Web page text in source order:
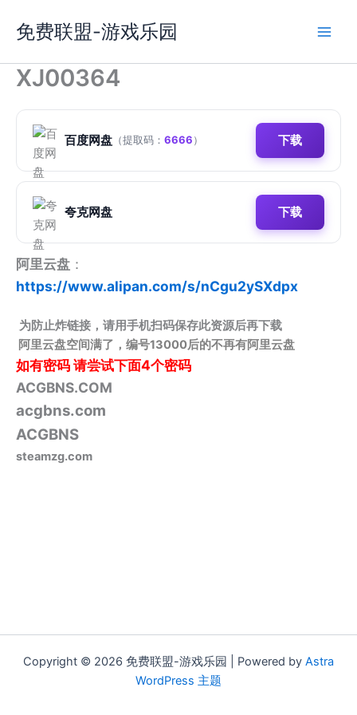
容
免费联盟-游戏乐园
XJ00364
百度网盘 （提取码： 6666） 下载
夸克网盘 下载
阿里云盘 ：
https://www.alipan.com/s/nCgu2ySXdpx
为防止炸链接，请用手机扫码保存此资源后再下载
阿里云盘空间满了，编号13000后的不再有阿里云盘
如有密码请尝试下面4个密码
ACGBNS.COM
acgbns.com
ACGBNS
steamzg.com
Copyright © 2026 免费联盟-游戏乐园 | Powered by Astra
WordPress 主题